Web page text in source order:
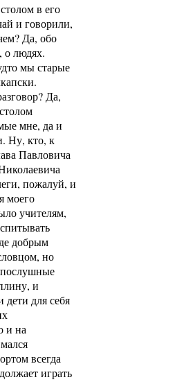
в его
и говорили,
Да, обо
о людях.
мы старые
Да,
мне, да и
Ну, кто, к
Павловича
пожалуй, и
моего
учителям,
добрым
но
и
для себя
и на
всегда
играть